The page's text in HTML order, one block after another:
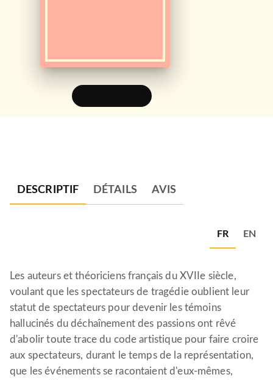
DESCRIPTIF DÉTAILS AVIS
FR EN
Les auteurs et théoriciens français du XVIIe siècle,
voulant que les spectateurs de tragédie oublient leur
statut de spectateurs pour devenir les témoins
hallucinés du déchaînement des passions ont rêvé
d'abolir toute trace du code artistique pour faire croire
aux spectateurs, durant le temps de la représentation,
que les événements se racontaient d'eux-mêmes,